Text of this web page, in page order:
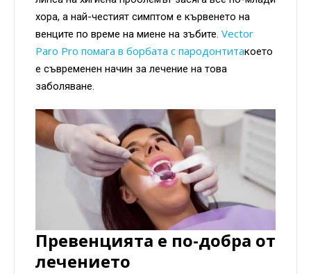
хора, а най-честият симптом е кървенето на
венците по време на миене на зъбите. Vector
Paro Pro помага в борбата с пародонтитакоето
е съвременен начин за лечение на това
заболяване.
Превенцията е по-добра от
лечението